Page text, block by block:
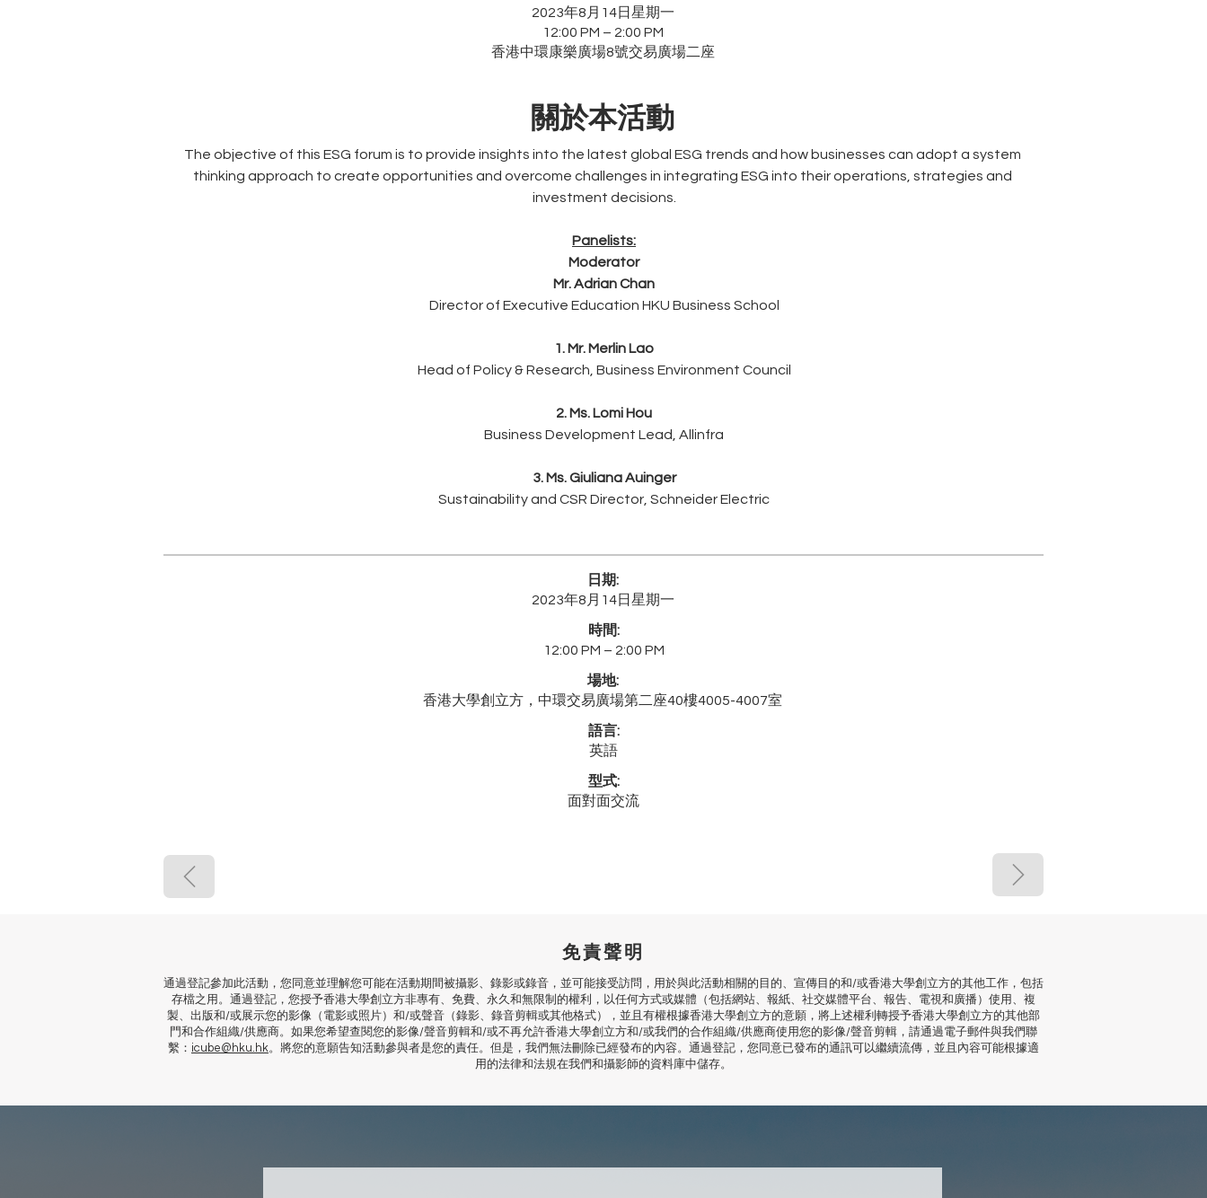
2023年8月14日星期一
12:00 PM – 2:00 PM
香港中環康樂廣場8號交易廣場二座
關於本活動
The objective of this ESG forum is to provide insights into the latest global ESG trends and how businesses can adopt a system
thinking approach to create opportunities and overcome challenges in integrating ESG into their operations, strategies and
investment decisions.
Panelists:
Moderator
Mr. Adrian Chan
Director of Executive Education HKU Business School
1. Mr. Merlin Lao
Head of Policy & Research, Business Environment Council
2. Ms. Lomi Hou
Business Development Lead, Allinfra
3. Ms. Giuliana Auinger
Sustainability and CSR Director, Schneider Electric
日期:
2023年8月14日星期一
時間:
12:00 PM – 2:00 PM
場地:
香港大學創立方，中環交易廣場第二座40樓4005-4007室
語言:
英語
型式:
面對面交流
免責聲明
通過登記參加此活動，您同意並理解您可能在活動期間被攝影、錄影或錄音，並可能接受訪問，用於與此活動相關的目的、宣傳目的和/或香港大學創立方的其他工作，包括
存檔之用。通過登記，您授予香港大學創立方非專有、免費、永久和無限制的權利，以任何方式或媒體（包括網站、報紙、社交媒體平台、報告、電視和廣播）使用、複
製、出版和/或展示您的影像（電影或照片）和/或聲音（錄影、錄音剪輯或其他格式），並且有權根據香港大學創立方的意願，將上述權利轉授予香港大學創立方的其他部
門和合作組織/供應商。如果您希望查閱您的影像/聲音剪輯和/或不再允許香港大學創立方和/或我們的合作組織/供應商使用您的影像/聲音剪輯，請通過電子郵件與我們聯
繫： icube@hku.hk。將您的意願告知活動參與者是您的責任。但是，我們無法刪除已經發布的內容。通過登記，您同意已發布的通訊可以繼續流傳，並且內容可能根據適
用的法律和法規在我們和攝影師的資料庫中儲存。